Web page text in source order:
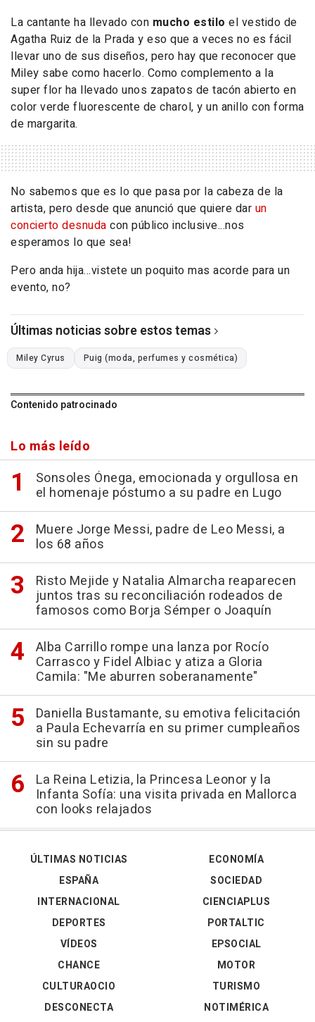
La cantante ha llevado con mucho estilo el vestido de
Agatha Ruiz de la Prada y eso que a veces no es fácil
llevar uno de sus diseños, pero hay que reconocer que
Miley sabe como hacerlo. Como complemento a la
super flor ha llevado unos zapatos de tacón abierto en
color verde fluorescente de charol, y un anillo con forma
de margarita.
No sabemos que es lo que pasa por la cabeza de la
artista, pero desde que anunció que quiere dar un
concierto desnuda con público inclusive...nos
esperamos lo que sea!
Pero anda hija...vistete un poquito mas acorde para un
evento, no?
Últimas noticias sobre estos temas
Miley Cyrus Puig (moda, perfumes y cosmética)
Contenido patrocinado
Lo más leído
Sonsoles Ónega, emocionada y orgullosa en
el homenaje póstumo a su padre en Lugo
Muere Jorge Messi, padre de Leo Messi, a
los 68 años
Risto Mejide y Natalia Almarcha reaparecen
juntos tras su reconciliación rodeados de
famosos como Borja Sémper o Joaquín
Alba Carrillo rompe una lanza por Rocío
Carrasco y Fidel Albiac y atiza a Gloria
Camila: "Me aburren soberanamente"
Daniella Bustamante, su emotiva felicitación
a Paula Echevarría en su primer cumpleaños
sin su padre
La Reina Letizia, la Princesa Leonor y la
Infanta Sofía: una visita privada en Mallorca
con looks relajados
ÚLTIMAS NOTICIAS
ESPAÑA
INTERNACIONAL
DEPORTES
VÍDEOS
ECONOMÍA
SOCIEDAD
CIENCIAPLUS
PORTALTIC
EPSOCIAL
CHANCE
CULTURAOCIO
DESCONECTA
MOTOR
TURISMO
NOTIMÉRICA